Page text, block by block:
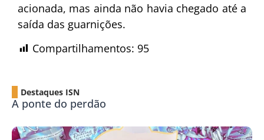
acionada, mas ainda não havia chegado até a
saída das guarnições.
Compartilhamentos: 95
Destaques ISN
A ponte do perdão